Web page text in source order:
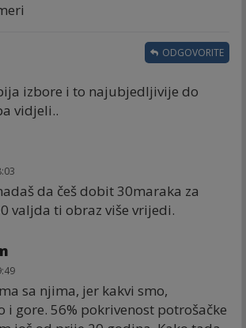
izbore i to najubjedljivije do
vidjeli..
ODGOVORITE
da češ dobit 30maraka za
valjda ti obraz više vrijedi.
sa njima, jer kakvi smo,
i gore. 56% pokrivenost potrošačke